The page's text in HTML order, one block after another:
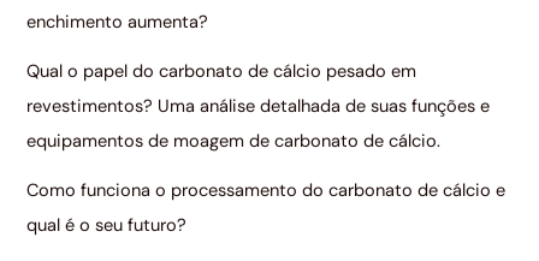
enchimento aumenta?
Qual o papel do carbonato de cálcio pesado em
revestimentos? Uma análise detalhada de suas funções e
equipamentos de moagem de carbonato de cálcio.
Como funciona o processamento do carbonato de cálcio e
qual é o seu futuro?